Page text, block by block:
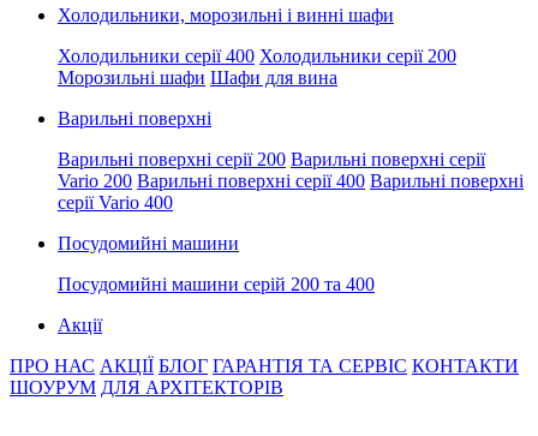
Холодильники, морозильні і винні шафи
Холодильники серії 400 Холодильники серії 200
Морозильні шафи Шафи для вина
Варильні поверхні
Варильні поверхні серії 200 Варильні поверхні серії
Vario 200 Варильні поверхні серії 400 Варильні поверхні
серії Vario 400
Посудомийні машини
Посудомийні машини серій 200 та 400
Акції
ПРО НАС АКЦІЇ БЛОГ ГАРАНТІЯ ТА СЕРВІС КОНТАКТИ
ШОУРУМ ДЛЯ АРХІТЕКТОРІВ